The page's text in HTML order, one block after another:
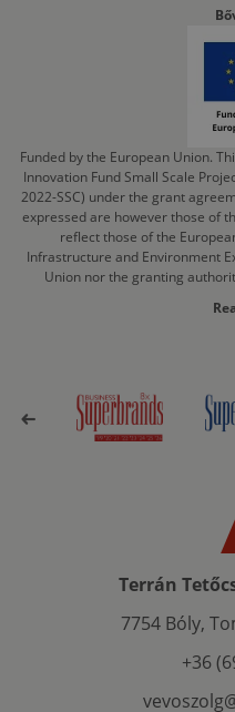
Funded by the European Union.
Innovation Fund Small Scale
2022-SSC) under the grant
expressed are however those of
reflect those of the
Infrastructure and Environment
Union nor the granting
Terrán
7754 Bóly,
+36